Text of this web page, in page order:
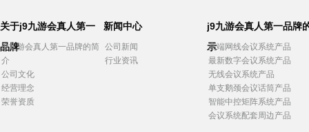
关于j9九游会真人第一
品牌
j9九游会真人第一品牌的简
介
公司文化
经营理念
荣誉资质
新闻中心
公司新闻
行业资讯
j9九游会真人第一品牌
示
高端网线会议系统产品
最新数字会议系统产品
无线会议系统产品
单支鹅颈会议话筒产品
智能中控矩阵系统产品
会议系统配套周边产品